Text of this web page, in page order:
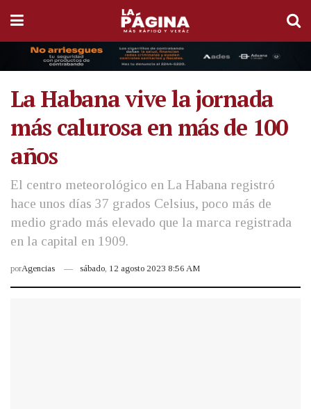
La Habana vive la jornada
más calurosa en más de 100
años
El centro meteorológico en La Habana registró
hace unos días 37 grados Celsius, poco más de
medio grado más elevado que la marca registrada
en la capital en 1909.
porAgencias sábado, 12 agosto 2023 8:56 AM